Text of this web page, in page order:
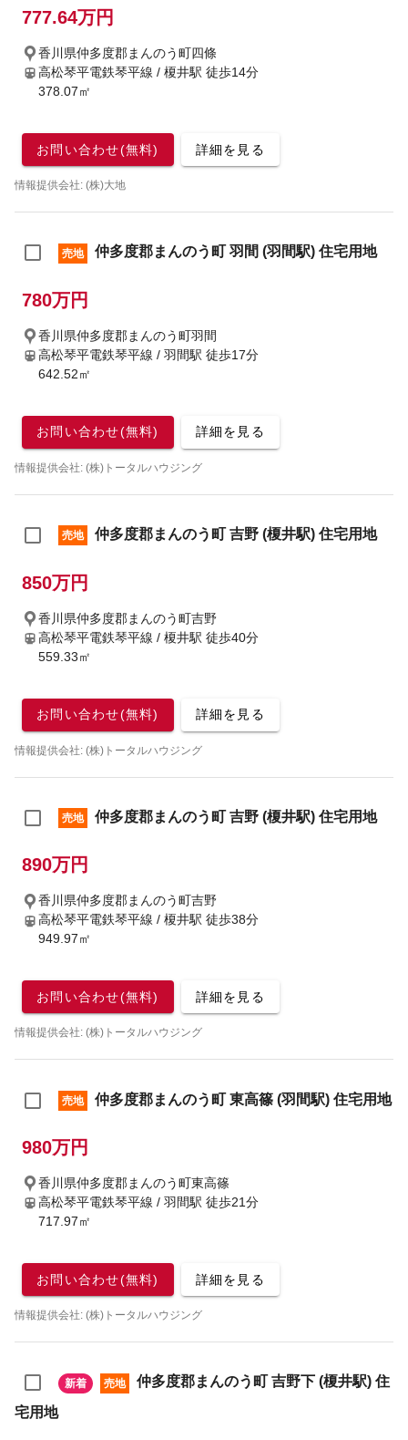
777.64万円
香川県仲多度郡まんのう町四條
高松琴平電鉄琴平線 / 榎井駅 徒歩14分
378.07㎡
お問い合わせ(無料) 詳細を見る
情報提供会社: (株)大地
売地 仲多度郡まんのう町 羽間 (羽間駅) 住宅用地
780万円
香川県仲多度郡まんのう町羽間
高松琴平電鉄琴平線 / 羽間駅 徒歩17分
642.52㎡
お問い合わせ(無料) 詳細を見る
情報提供会社: (株)トータルハウジング
売地 仲多度郡まんのう町 吉野 (榎井駅) 住宅用地
850万円
香川県仲多度郡まんのう町吉野
高松琴平電鉄琴平線 / 榎井駅 徒歩40分
559.33㎡
お問い合わせ(無料) 詳細を見る
情報提供会社: (株)トータルハウジング
売地 仲多度郡まんのう町 吉野 (榎井駅) 住宅用地
890万円
香川県仲多度郡まんのう町吉野
高松琴平電鉄琴平線 / 榎井駅 徒歩38分
949.97㎡
お問い合わせ(無料) 詳細を見る
情報提供会社: (株)トータルハウジング
売地 仲多度郡まんのう町 東高篠 (羽間駅) 住宅用地
980万円
香川県仲多度郡まんのう町東高篠
高松琴平電鉄琴平線 / 羽間駅 徒歩21分
717.97㎡
お問い合わせ(無料) 詳細を見る
情報提供会社: (株)トータルハウジング
新着 売地
仲多度郡まんのう町 吉野下 (榎井駅) 住
宅用地